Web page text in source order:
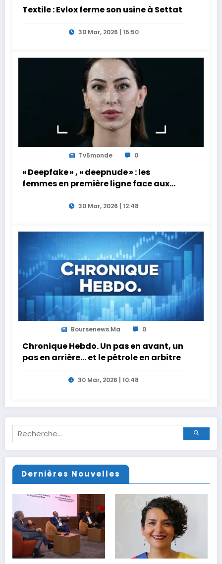
Textile : Evlox ferme son usine à Settat
30 Mar, 2026 | 15:50
Tv5monde 0
« Deepfake » , « deepnude » : les
femmes en première ligne face aux
dangers de l’intelligence artificielle
30 Mar, 2026 | 12:48
Boursenews.ma 0
Chronique Hebdo. Un pas en avant, un
pas en arrière… et le pétrole en arbitre
30 Mar, 2026 | 10:48
Dernières Nouvelles